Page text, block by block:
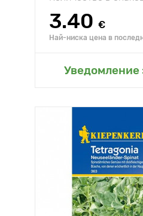
3.40 €
Най-ниска цена в
Уведомление